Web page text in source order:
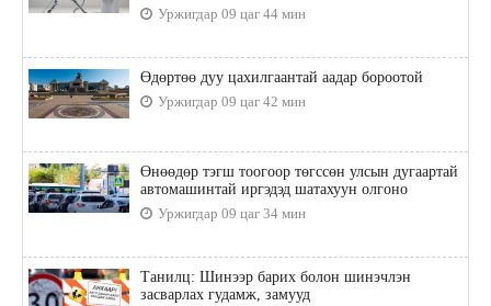
Уржигдар 09 цаг 44 мин
Өдөртөө дуу цахилгаантай аадар бороотой
Уржигдар 09 цаг 42 мин
Өнөөдөр тэгш тоогоор төгссөн улсын дугаартай
автомашинтай иргэдэд шатахуун олгоно
Уржигдар 09 цаг 34 мин
Танилц: Шинээр барих болон шинэчлэн
засварлах гудамж, замууд